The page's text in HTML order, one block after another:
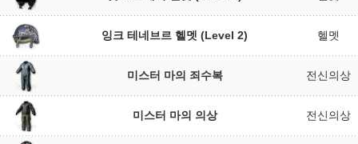
잉크 테네브르 헬멧 (Level 2) 헬멧
미스터 마의 죄수복 전신의상
미스터 마의 의상 전신의상